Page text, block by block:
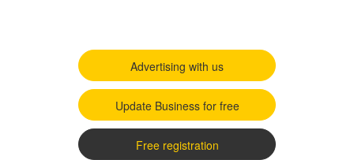
Advertising with us
Update Business for free
Free registration